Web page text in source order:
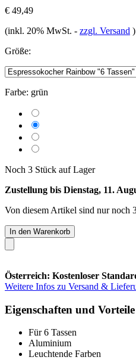
€ 49,49
(inkl. 20% MwSt. - zzgl. Versand )
Größe:
Farbe: grün
Noch 3 Stück auf Lager
Zustellung bis Dienstag, 11.
Von diesem Artikel sind nur noch
In den Warenkorb
Österreich: Kostenloser
Weitere Infos zu Versand &
Eigenschaften und Vorteile
Für 6 Tassen
Aluminium
Leuchtende Farben